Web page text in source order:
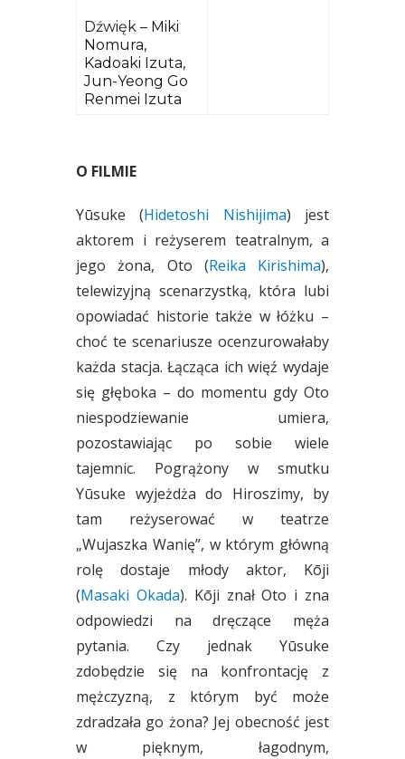
Dźwięk – Miki
Nomura,
Kadoaki Izuta,
Jun-Yeong Go
Renmei Izuta
O FILMIE
Yūsuke (Hidetoshi Nishijima) jest
aktorem i reżyserem teatralnym, a
jego żona, Oto (Reika Kirishima),
telewizyjną scenarzystką, która lubi
opowiadać historie także w łóżku –
choć te scenariusze ocenzurowałaby
każda stacja. Łącząca ich więź wydaje
się głęboka – do momentu gdy Oto
niespodziewanie umiera,
pozostawiając po sobie wiele
tajemnic. Pogrążony w smutku
Yūsuke wyjeżdża do Hiroszimy, by
tam reżyserować w teatrze
„Wujaszka Wanię”, w którym główną
rolę dostaje młody aktor, Kōji
(Masaki Okada). Kōji znał Oto i zna
odpowiedzi na dręczące męża
pytania. Czy jednak Yūsuke
zdobędzie się na konfrontację z
mężczyzną, z którym być może
zdradzała go żona? Jej obecność jest
w pięknym, łagodnym,